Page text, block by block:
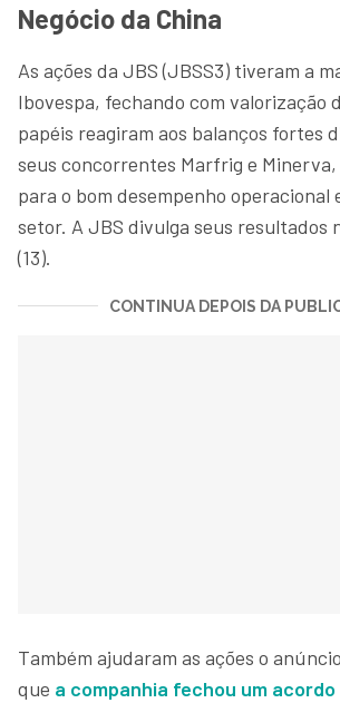
Negócio da China
As ações da JBS (JBSS3) tiveram a
Ibovespa, fechando com valorização
papéis reagiram aos balanços fortes
seus concorrentes Marfrig e
para o bom desempenho operacional
setor. A JBS divulga seus resultados
(13).
CONTINUA DEPOIS DA
Também ajudaram as ações o
que a companhia fechou um